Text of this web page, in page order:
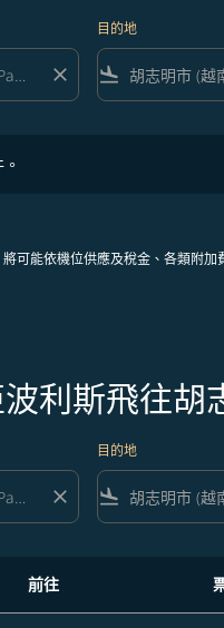
close
目的地
flight_land
可能依機位供應及稅金、各類附加
利斯飛往胡
close
目的地
flight_land
前往